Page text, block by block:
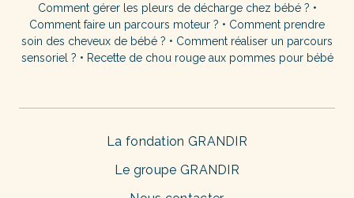
Comment gérer les pleurs de décharge chez bébé ? •
Comment faire un parcours moteur ? • Comment prendre
soin des cheveux de bébé ? • Comment réaliser un parcours
sensoriel ? • Recette de chou rouge aux pommes pour bébé
La fondation GRANDIR
Le groupe GRANDIR